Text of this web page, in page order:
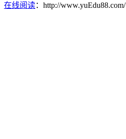
在线阅读：http://www.yuEdu88.com/